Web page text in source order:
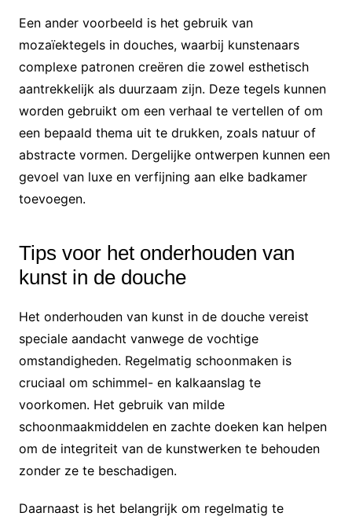
Een ander voorbeeld is het gebruik van
mozaïektegels in douches, waarbij kunstenaars
complexe patronen creëren die zowel esthetisch
aantrekkelijk als duurzaam zijn. Deze tegels kunnen
worden gebruikt om een verhaal te vertellen of om
een bepaald thema uit te drukken, zoals natuur of
abstracte vormen. Dergelijke ontwerpen kunnen een
gevoel van luxe en verfijning aan elke badkamer
toevoegen.
Tips voor het onderhouden van
kunst in de douche
Het onderhouden van kunst in de douche vereist
speciale aandacht vanwege de vochtige
omstandigheden. Regelmatig schoonmaken is
cruciaal om schimmel- en kalkaanslag te
voorkomen. Het gebruik van milde
schoonmaakmiddelen en zachte doeken kan helpen
om de integriteit van de kunstwerken te behouden
zonder ze te beschadigen.
Daarnaast is het belangrijk om regelmatig te